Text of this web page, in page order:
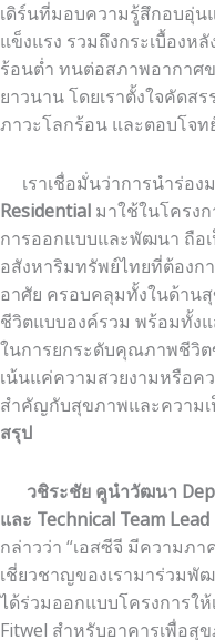
เดิร์นที่มอบความรู้สึกอบอุ่
แข็งแรง รวมถึงกระเบื้องห
ร้อนต่ำ ทนต่อสภาพอากาศ
ยาวนาน โดยเราตั้งใจคัดส
ภาวะโลกร้อน และตอบโจท
เราเชื่อมั่นว่าการนำร่อง
Residential มาใช้ในโครง
การออกแบบและพัฒนา ถือ
อสังหาริมทรัพย์ไทยที่ต้องก
อาศัย ครอบคลุมทั้งในด้าน
ชีวิตแบบองค์รวม พร้อมทั้ง
ในการยกระดับคุณภาพชีวิต
เน้นแค่ความสวยงามหรือค
สำคัญกับสุขภาพและความเ
สรุป
วชิระชัย คูนำวัฒนา
และ Technical Team Lead
กล่าวว่า “เอสซีจี มีความภ
เชี่ยวชาญของเรามาร่วมพั
ได้ร่วมออกแบบโครงการใ
Fitwel สำหรับอาคารเพื่อ